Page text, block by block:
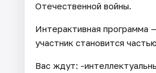
Отечественной войны.
Интерактивная программа
участник становится
Вас ждут: -